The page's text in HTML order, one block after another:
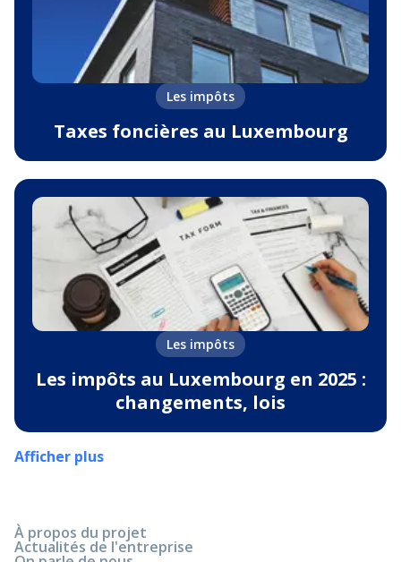
Les impôts
Taxes foncières au Luxembourg
Les impôts
Les impôts au Luxembourg en 2025 :
changements, lois
Afficher plus
À propos du projet
Actualités de l'entreprise